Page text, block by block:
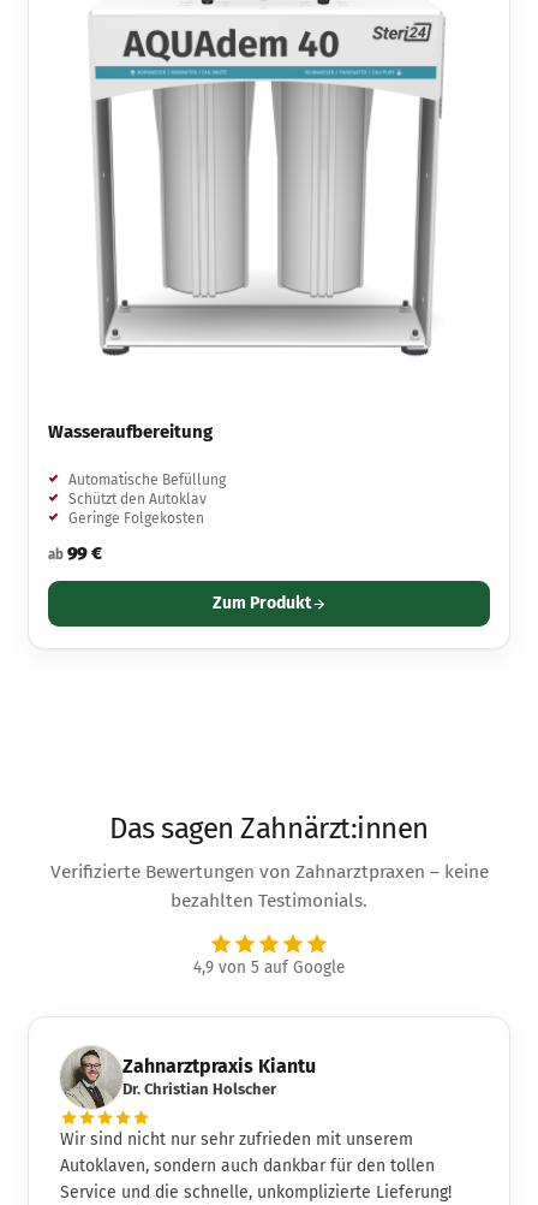
Wasseraufbereitung
Automatische Befüllung
Schützt den Autoklav
Geringe Folgekosten
ab99 €
Zum Produkt
Das sagen Zahnärzt:innen
Verifizierte Bewertungen von Zahnarztpraxen – keine
bezahlten Testimonials.
4,9 von 5 auf Google
Zahnarztpraxis Kiantu
Dr. Christian Holscher
Wir sind nicht nur sehr zufrieden mit unserem
Autoklaven, sondern auch dankbar für den tollen
Service und die schnelle, unkomplizierte Lieferung!